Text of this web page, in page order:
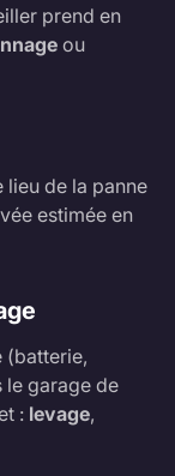
prend en
ou
de la panne
estimée en
(batterie,
le garage de
: levage,